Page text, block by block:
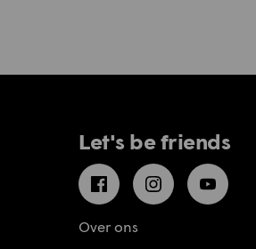
Let's be friends
FacebookInstagramYouTube
Over ons